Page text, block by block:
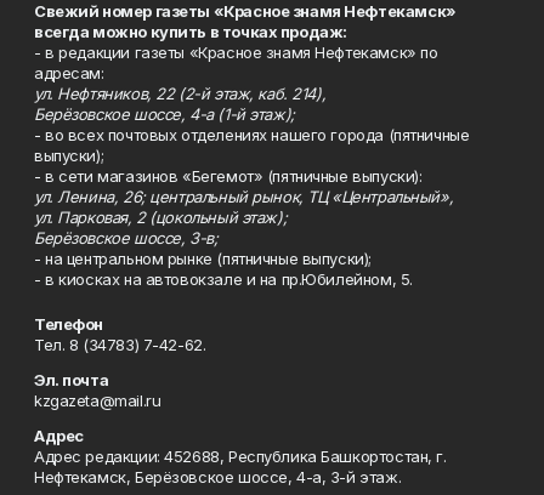
Свежий номер газеты «Красное знамя Нефтекамск»
всегда можно купить в точках продаж:
- в редакции газеты «Красное знамя Нефтекамск» по
адресам:
ул. Нефтяников, 22 (2-й этаж, каб. 214),
Берёзовское шоссе, 4-а (1-й этаж);
- во всех почтовых отделениях нашего города (пятничные
выпуски);
- в сети магазинов «Бегемот» (пятничные выпуски):
ул. Ленина, 26; центральный рынок, ТЦ «Центральный»,
ул. Парковая, 2 (цокольный этаж);
Берёзовское шоссе, 3-в;
- на центральном рынке (пятничные выпуски);
- в киосках на автовокзале и на пр.Юбилейном, 5.
Телефон
Тел. 8 (34783) 7-42-62.
Эл. почта
kzgazeta@mail.ru
Адрес
Адрес редакции: 452688, Республика Башкортостан, г.
Нефтекамск, Берёзовское шоссе, 4-а, 3-й этаж.